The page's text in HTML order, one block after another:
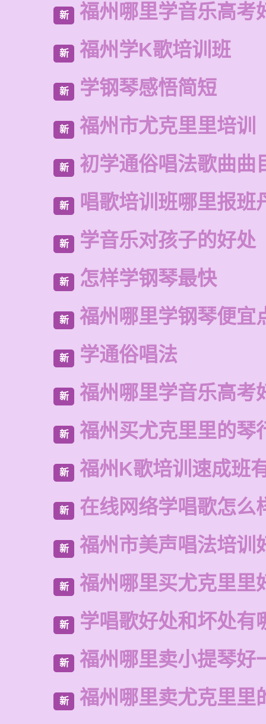
新 福州哪里学音乐高考
新 福州学K歌培训班
新 学钢琴感悟简短
新 福州市尤克里里培训
新 初学通俗唱法歌曲曲
新 唱歌培训班哪里报班
新 学音乐对孩子的好处
新 怎样学钢琴最快
新 福州哪里学钢琴便宜
新 学通俗唱法
新 福州哪里学音乐高考
新 福州买尤克里里的琴
新 福州K歌培训速成班
新 在线网络学唱歌怎么
新 福州市美声唱法培训
新 福州哪里买尤克里里
新 学唱歌好处和坏处有
新 福州哪里卖小提琴好
新 福州哪里卖尤克里里